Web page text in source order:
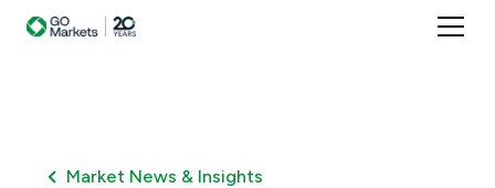
Market News & Insights